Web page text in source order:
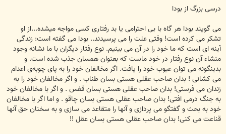
ت
درسی بزرگ از بودا
می گويند بودا هر گاه با بی احترامی يا بد رفتاری کسی مواجه ميشده...از او
تشکر می کرده است! وقتی علت را می پرسيدند.. بودا می گفته است: زندگی
آينه ای است که ما خود را در آن می بينيم. نوع رفتار ديگران با ما نشانه وجود
منشاء آن نوع رفتار در خود ماست که بعنوان همسان جذب شده است. و
بدینگونه می توان عیوب خود را یافت. اگر مخالفان خود را به‌ پای چوبه‌ی اعدام
می کشانی ! بدان‌ صاحب عقلی هستی بسان طناب . و اگر مخالفان خود را به‌
زندان می فرستی! بدان صاحب عقلی هستی بسان قفس . و اگر با مخالفان خود
به‌ جنگ درمی افتی! بدان صاحب عقلی هستی بسان چاقو . و اما اگر با مخالفان
خود به‌ بحث و گفتگو می پردازی و آنها را متقاعد می سازی و به‌ سخنان حق آنها
قناعت می کنی! بدان صاحب عقلی هستی‌ بسان عقل !!